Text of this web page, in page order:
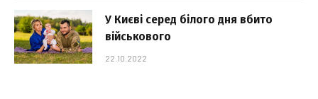
У Києві серед білого дня вбито
військового
22.10.2022